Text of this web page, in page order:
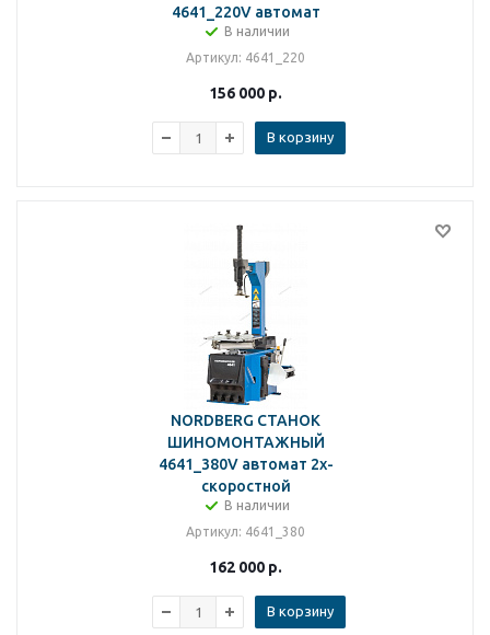
4641_220V автомат
В наличии
Артикул: 4641_220
156 000 р.
В корзину
NORDBERG СТАНОК
ШИНОМОНТАЖНЫЙ
4641_380V автомат 2х-
скоростной
В наличии
Артикул: 4641_380
162 000 р.
В корзину